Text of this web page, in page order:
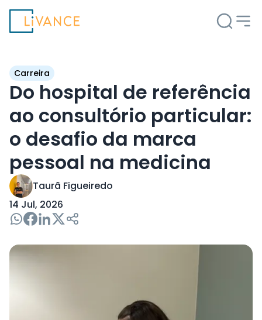
Livance
Carreira
Do hospital de referência
ao consultório particular:
o desafio da marca
pessoal na medicina
Taurã Figueiredo
14 Jul, 2026